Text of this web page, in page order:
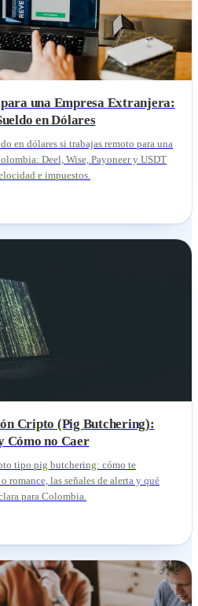
una Empresa Extranjera:
en Dólares
en dólares si trabajas remoto para una
Deel, Wise, Payoneer y USDT
e impuestos.
Cripto (Pig Butchering):
Cómo no Caer
tipo pig butchering: cómo te
romance, las señales de alerta y qué
para Colombia.